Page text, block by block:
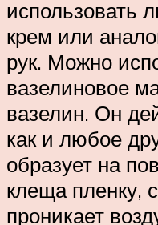
использовать
крем или
рук. Можно
вазелиновое
вазелин. Он
как и любое
образует на
клеща пленку,
проникает